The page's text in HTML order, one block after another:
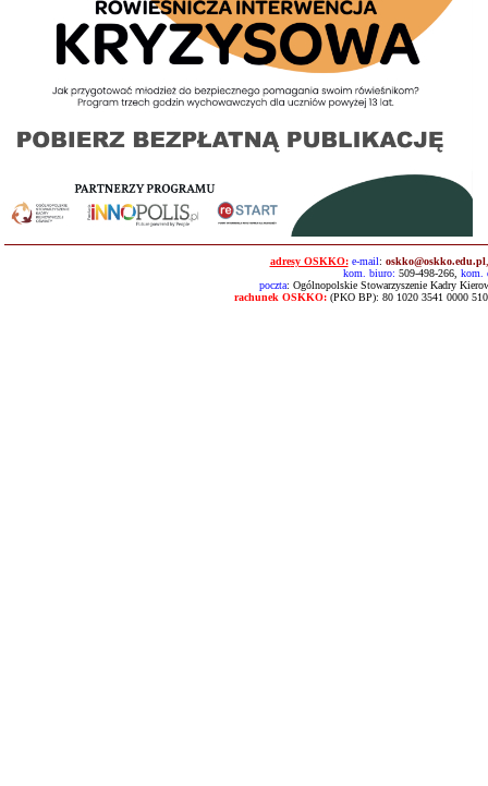
adresy OSKKO: e-mail: oskko@oskko.edu.pl,
kom. biuro: 509-498-266, kom.
poczta: Ogólnopolskie Stowarzyszenie Kadry
rachunek OSKKO: (PKO BP): 80 1020 3541 0000